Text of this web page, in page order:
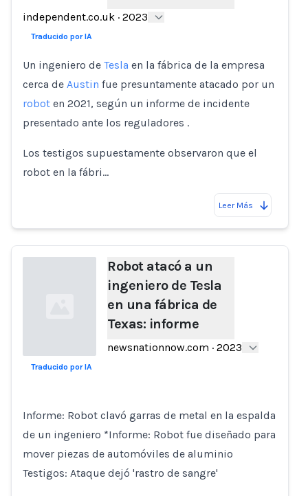
Loading...
independent.co.uk · 2023
Traducido por IA
Un ingeniero de Tesla en la fábrica de la empresa
cerca de Austin fue presuntamente atacado por un
robot en 2021, según un informe de incidente
presentado ante los reguladores .
Los testigos supuestamente observaron que el
robot en la fábri…
Leer Más
Robot atacó a un
ingeniero de Tesla
en una fábrica de
Texas: informe
newsnationnow.com · 2023
Traducido por IA
Informe: Robot clavó garras de metal en la espalda
de un ingeniero *Informe: Robot fue diseñado para
mover piezas de automóviles de aluminio
Testigos: Ataque dejó 'rastro de sangre'